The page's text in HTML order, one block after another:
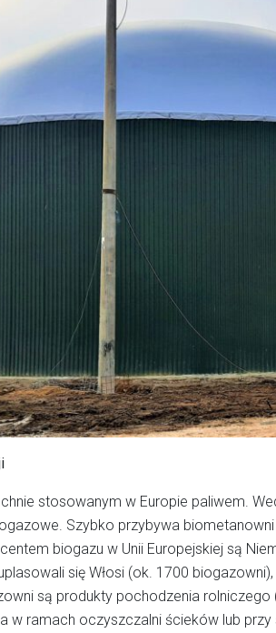
stosowanym w Europie paliwem.
Szybko przybywa
biogazu w Unii Europejskiej są
się Włosi (ok. 1700
są produkty pochodzenia
w ramach oczyszczalni ścieków lub